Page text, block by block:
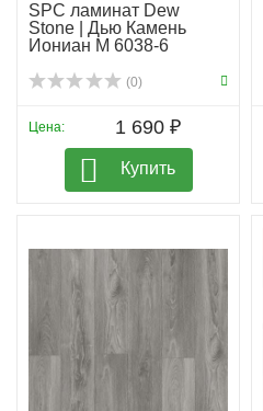
SPC ламинат Dew
Stone | Дью Камень
Иониан M 6038-6
(0)
Цена: 1 690 ₽
Купить